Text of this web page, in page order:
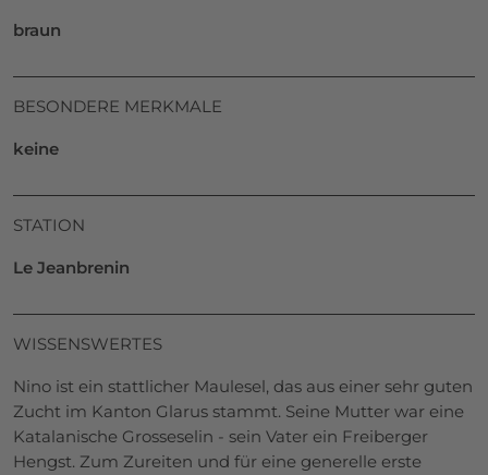
braun
BESONDERE MERKMALE
keine
STATION
Le Jeanbrenin
WISSENSWERTES
Nino ist ein stattlicher Maulesel, das aus einer sehr guten
Zucht im Kanton Glarus stammt. Seine Mutter war eine
Katalanische Grosseselin - sein Vater ein Freiberger
Hengst. Zum Zureiten und für eine generelle erste